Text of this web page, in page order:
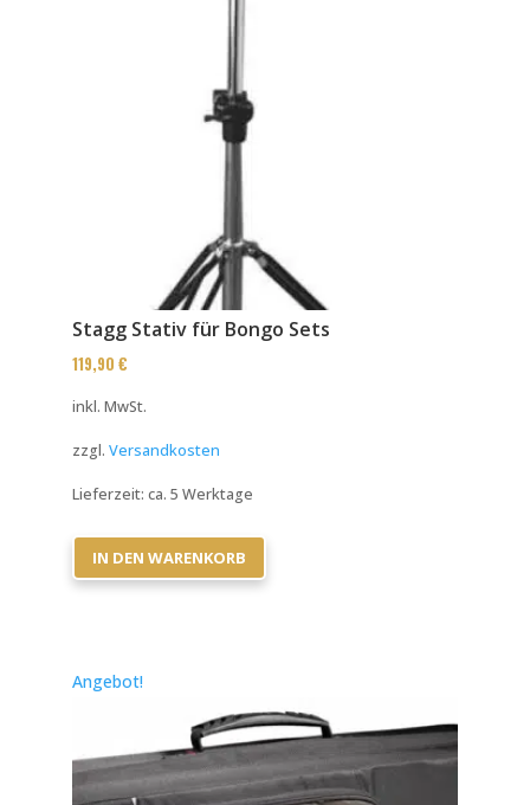
Stagg Stativ für Bongo Sets
119,90 €
inkl. MwSt.
zzgl. Versandkosten
Lieferzeit: ca. 5 Werktage
IN DEN WARENKORB
Angebot!